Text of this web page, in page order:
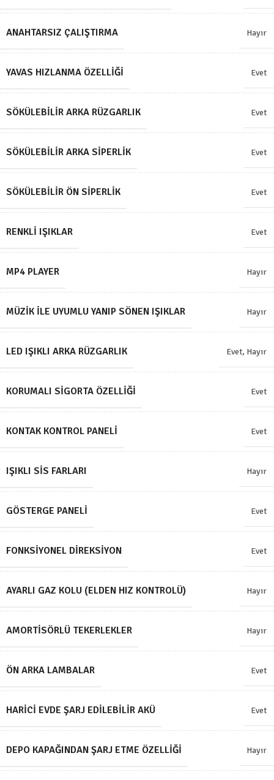
ANAHTARSIZ ÇALIŞTIRMA Hayır
YAVAS HIZLANMA ÖZELLIĞI Evet
SÖKÜLEBILIR ARKA RÜZGARLIK Evet
SÖKÜLEBILIR ARKA SIPERLIK Evet
SÖKÜLEBILIR ÖN SIPERLIK Evet
RENKLI IŞIKLAR Evet
MP4 PLAYER Hayır
MÜZIK ILE UYUMLU YANIP SÖNEN IŞIKLAR Hayır
LED IŞIKLI ARKA RÜZGARLIK Evet, Hayır
KORUMALI SIGORTA ÖZELLIĞI Evet
KONTAK KONTROL PANELI Evet
IŞIKLI SIS FARLARI Hayır
GÖSTERGE PANELI Evet
FONKSIYONEL DIREKSIYON Evet
AYARLI GAZ KOLU (ELDEN HIZ KONTROLÜ) Hayır
AMORTISÖRLÜ TEKERLEKLER Hayır
ÖN ARKA LAMBALAR Evet
HARICI EVDE ŞARJ EDILEBILIR AKÜ Evet
DEPO KAPAĞINDAN ŞARJ ETME ÖZELLIĞI Hayır